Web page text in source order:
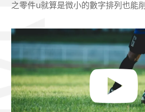
之零件u就算是微小的數字排列也能